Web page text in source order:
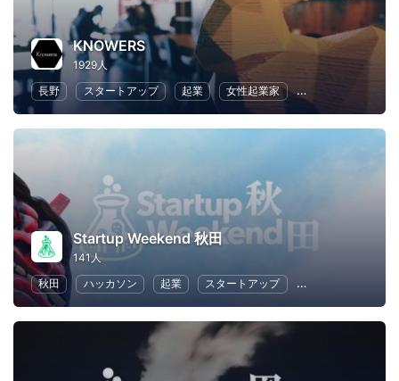
KNOWERS
1929人
長野
スタートアップ 起業 女性起業家 地域経済と地域社会
Startup Weekend 秋田
141人
秋田
ハッカソン 起業 スタートアップ ビジネス